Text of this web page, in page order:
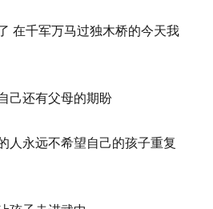
在千军万马过独木桥的今天我
己还有父母的期盼
人永远不希望自己的孩子重复